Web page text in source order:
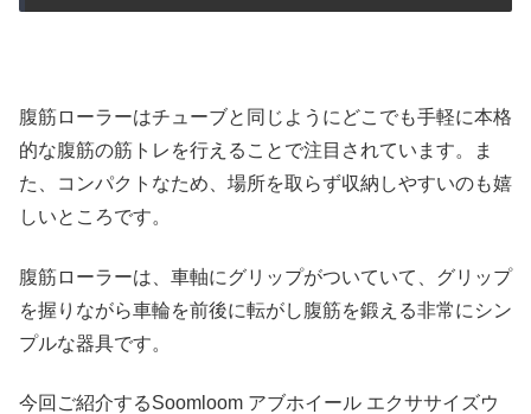
腹筋ローラーはチューブと同じようにどこでも手軽に本格
的な腹筋の筋トレを行えることで注目されています。ま
た、コンパクトなため、場所を取らず収納しやすいのも嬉
しいところです。
腹筋ローラーは、車軸にグリップがついていて、グリップ
を握りながら車輪を前後に転がし腹筋を鍛える非常にシン
プルな器具です。
今回ご紹介するSoomloom アブホイール エクササイズウ